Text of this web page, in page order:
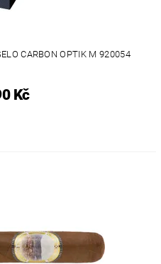
CARBON OPTIK M 920054
Kč